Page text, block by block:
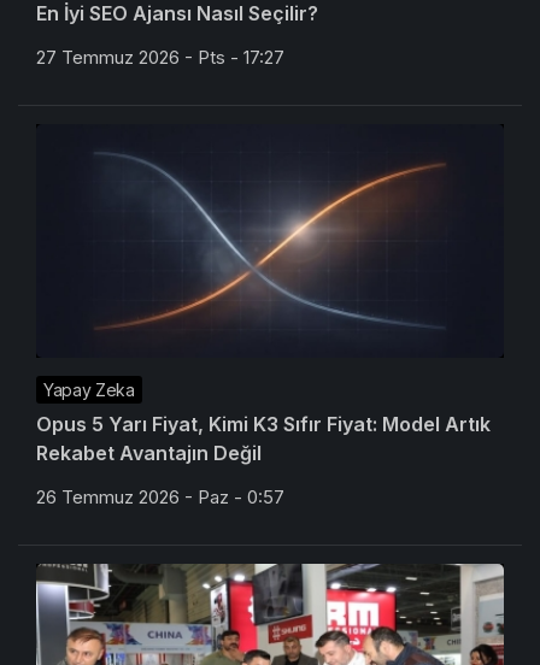
En İyi SEO Ajansı Nasıl Seçilir?
27 Temmuz 2026 - Pts - 17:27
Yapay Zeka
Opus 5 Yarı Fiyat, Kimi K3 Sıfır Fiyat: Model Artık
Rekabet Avantajın Değil
26 Temmuz 2026 - Paz - 0:57